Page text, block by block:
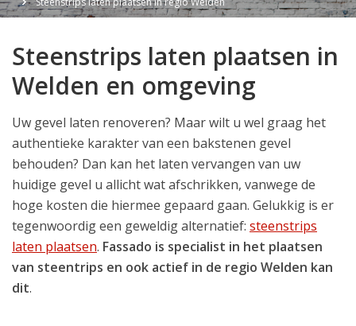
Steenstrips laten plaatsen in
Welden en omgeving
Uw gevel laten renoveren? Maar wilt u wel graag het
authentieke karakter van een bakstenen gevel
behouden? Dan kan het laten vervangen van uw
huidige gevel u allicht wat afschrikken, vanwege de
hoge kosten die hiermee gepaard gaan. Gelukkig is er
tegenwoordig een geweldig alternatief: steenstrips
laten plaatsen. Fassado is specialist in het plaatsen
van steentrips en ook actief in de regio Welden kan
dit.